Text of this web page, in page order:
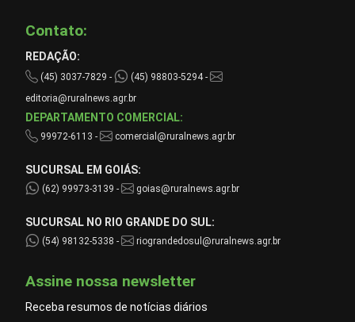
Contato:
REDAÇÃO:
(45) 3037-7829 -
(45) 98803-5294 -
editoria@ruralnews.agr.br
DEPARTAMENTO COMERCIAL:
99972-6113 - comercial@ruralnews.agr.br
SUCURSAL EM GOIÁS:
(62) 99973-3139 - goias@ruralnews.agr.br
SUCURSAL NO RIO GRANDE DO SUL:
(54) 98132-5338 - riograndedosul@ruralnews.agr.br
Assine nossa newsletter
Receba resumos de notícias diários